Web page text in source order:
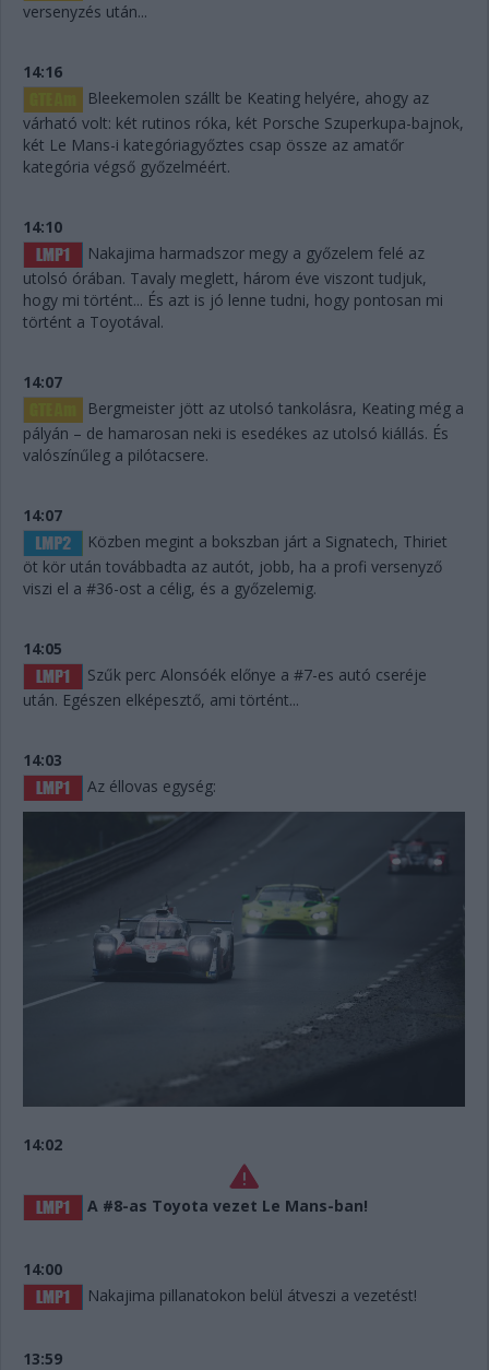
versenyzés után...
14:16
Bleekemolen szállt be Keating helyére, ahogy az
várható volt: két rutinos róka, két Porsche Szuperkupa-bajnok,
két Le Mans-i kategóriagyőztes csap össze az amatőr
kategória végső győzelméért.
14:10
Nakajima harmadszor megy a győzelem felé az
utolsó órában. Tavaly meglett, három éve viszont tudjuk,
hogy mi történt... És azt is jó lenne tudni, hogy pontosan mi
történt a Toyotával.
14:07
Bergmeister jött az utolsó tankolásra, Keating még a
pályán – de hamarosan neki is esedékes az utolsó kiállás. És
valószínűleg a pilótacsere.
14:07
Közben megint a bokszban járt a Signatech, Thiriet
öt kör után továbbadta az autót, jobb, ha a profi versenyző
viszi el a #36-ost a célig, és a győzelemig.
14:05
Szűk perc Alonsóék előnye a #7-es autó cseréje
után. Egészen elképesztő, ami történt...
14:03
Az éllovas egység:
14:02
A #8-as Toyota vezet Le Mans-ban!
14:00
Nakajima pillanatokon belül átveszi a vezetést!
13:59